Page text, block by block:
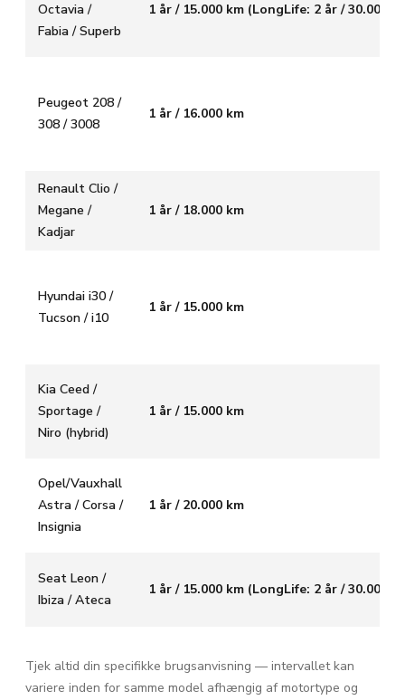
Octavia /
Fabia / Superb
1 år / 15.000 km (LongLife: 2 år / 30.000
Peugeot 208 /
308 / 3008
1 år / 16.000 km
Renault Clio /
Megane /
Kadjar
1 år / 18.000 km
Hyundai i30 /
Tucson / i10
1 år / 15.000 km
Kia Ceed /
Sportage /
Niro (hybrid)
1 år / 15.000 km
Opel/Vauxhall
Astra / Corsa /
Insignia
1 år / 20.000 km
Seat Leon /
Ibiza / Ateca
1 år / 15.000 km (LongLife: 2 år / 30.000
Tjek altid din specifikke brugsanvisning — intervallet kan
variere inden for samme model afhængig af motortype og